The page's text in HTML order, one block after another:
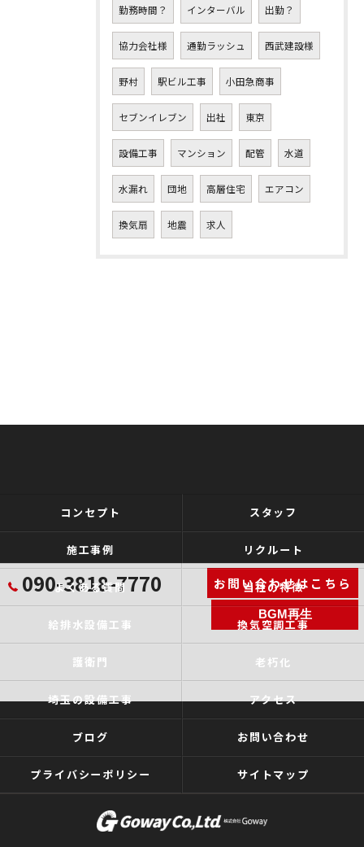
勤務時間？ インターバル 出勤？
協力会社様 通勤ラッシュ 西武建設様
野村 駅ビル工事 小田急商事
セブンイレブン 出社 東京
設備工事 マンション 配管 水道
水漏れ 団地 高層住宅 エアコン
換気扇 地震 求人
090-3818-7770 お問い合わせはこちら
BGM再生
コンセプト スタッフ
施工事例 リクルート
よくある質問 当社の特徴
給排水設備工事 換気空調工事
護衛門 老朽化
埼玉の設備工事 アクセス
ブログ お問い合わせ
プライバシーポリシー サイトマップ